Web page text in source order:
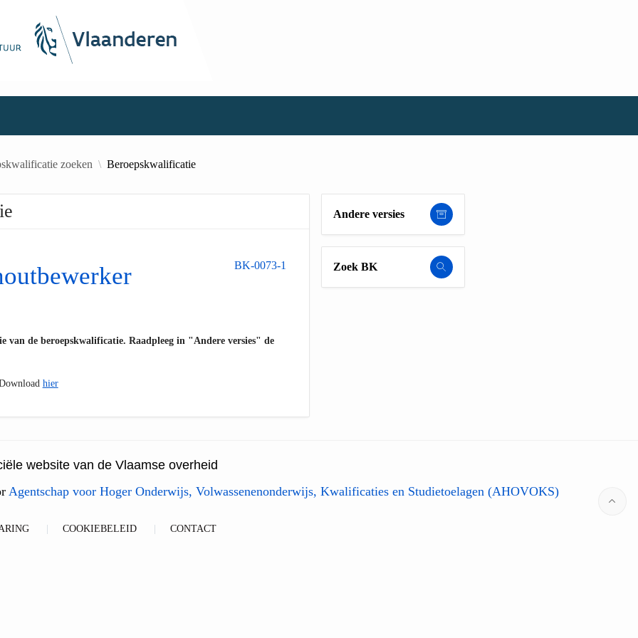
zoeken Beroepskwalificatie
BK-0073-1
van de beroepskwalificatie. Raadpleeg in "Andere versies" de
hier
Andere versies
Zoek BK
website van de Vlaamse overheid
Agentschap voor Hoger Onderwijs, Volwassenenonderwijs, Kwalificaties en Studietoelagen (AHOVOKS)
COOKIEBELEID CONTACT